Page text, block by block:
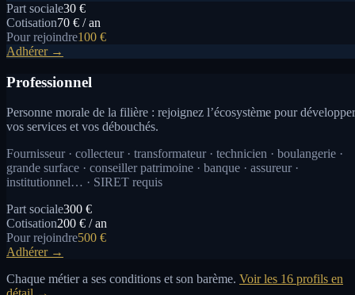
Part sociale30 €
Cotisation70 € / an
Pour rejoindre100 €
Adhérer →
Professionnel
Personne morale de la filière : rejoignez l’écosystème pour développer
vos services et vos débouchés.
Fournisseur · collecteur · transformateur · technicien · boulangerie ·
grande surface · conseiller patrimoine · banque · assureur ·
institutionnel… · SIRET requis
Part sociale300 €
Cotisation200 € / an
Pour rejoindre500 €
Adhérer →
Chaque métier a ses conditions et son barème. Voir les 16 profils en